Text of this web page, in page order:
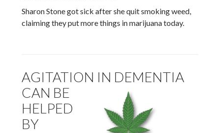
Sharon Stone got sick after she quit smoking weed,
claiming they put more things in marijuana today.
AGITATION IN DEMENTIA
CAN BE
HELPED
BY